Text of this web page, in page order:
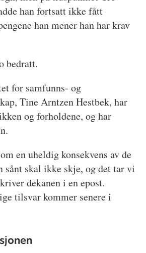
han fortsatt ikke fått
han mener han har krav
bedratt.
for samfunns- og
Tine Arntzen Hestbek, har
og forholdene, og har
en uheldig konsekvens av de
sånt skal ikke skje, og det tar vi
dekanen i en epost.
tilsvar kommer senere i